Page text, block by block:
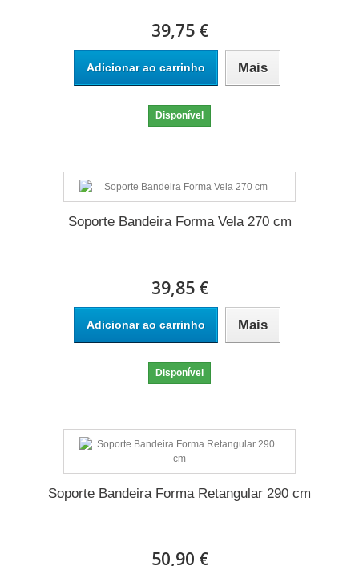
39,75 €
Adicionar ao carrinho Mais
Disponível
Soporte Bandeira Forma Vela 270 cm
39,85 €
Adicionar ao carrinho Mais
Disponível
Soporte Bandeira Forma Retangular 290 cm
50,90 €